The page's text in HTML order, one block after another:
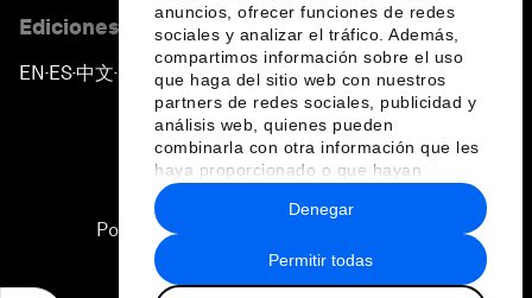
anuncios, ofrecer funciones de redes
sociales y analizar el tráfico. Además,
compartimos información sobre el uso
que haga del sitio web con nuestros
partners de redes sociales, publicidad y
análisis web, quienes pueden
combinarla con otra información que les
haya proporcionado o que hayan
recopilado a partir del uso que haya
hecho de sus servicios.
Permitir todas
Denegar
Ediciones en otros idiomas
EN ▪ES▪中文▪ 日本語
Política de privacidad y normas de uso
Sitemap